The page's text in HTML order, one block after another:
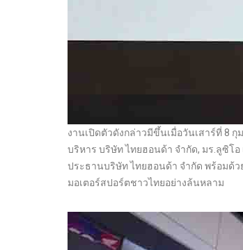
งานเปิดตัวดังกล่าวมีขึ้นเมื่อวันเสาร์ที่ 8
บริหาร บริษัท ไทยฮอนด้า จำกัด, มร.ลูซิโอ
ประธานบริษัท ไทยฮอนด้า จำกัด พร้อมด้
มอเตอร์สปอร์ตชาวไทยอย่างล้นหลาม